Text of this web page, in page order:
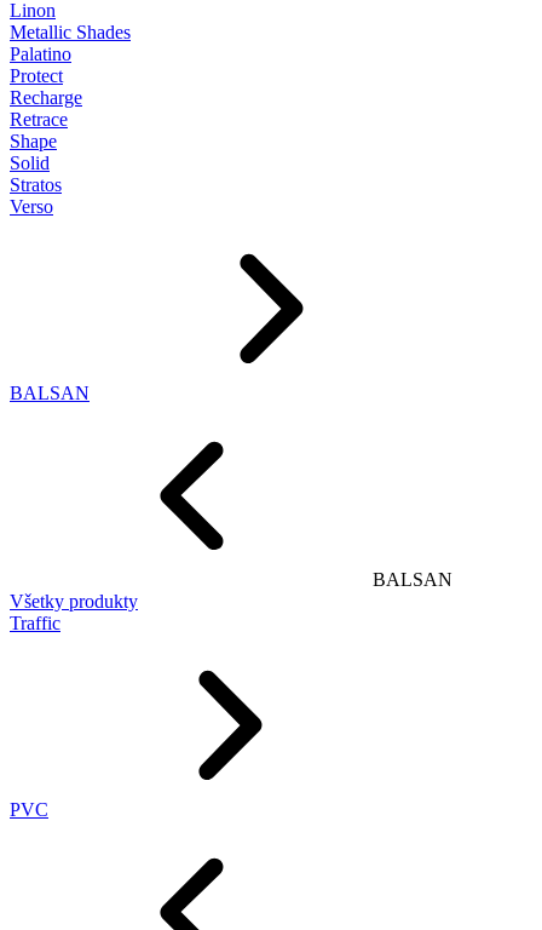
Linon
Metallic Shades
Palatino
Protect
Recharge
Retrace
Shape
Solid
Stratos
Verso
BALSAN
BALSAN
Všetky produkty
Traffic
PVC